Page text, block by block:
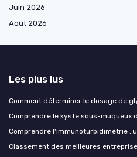
Juin 2026
Août 2026
Les plus lus
Comment déterminer le dosage de
Comprendre le kyste sous-muqueux
Comprendre l'immunoturbidimétrie :
Classement des meilleures